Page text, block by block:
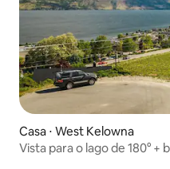
Casa ⋅ West Kelowna
Vista para o lago de 180°